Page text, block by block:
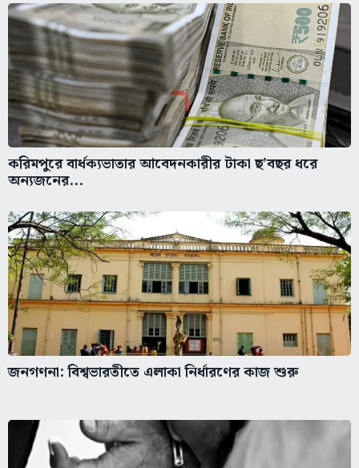
করিমপুরে বার্ধক্যভাতার আবেদনকারীর টাকা ছ’বছর ধরে
অন্যজনের...
জনগণনা: বিশ্বভারতীতে এলাকা নির্ধারণের কাজ শুরু